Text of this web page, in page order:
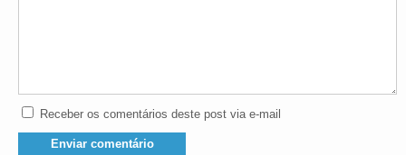
Receber os comentários deste post via e-mail